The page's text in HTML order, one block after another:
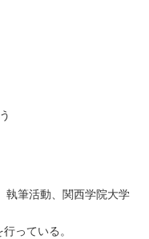
執筆活動、関西学院大学
っている。